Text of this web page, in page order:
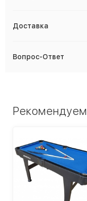
Доставка
Вопрос-Ответ
Рекомендуем